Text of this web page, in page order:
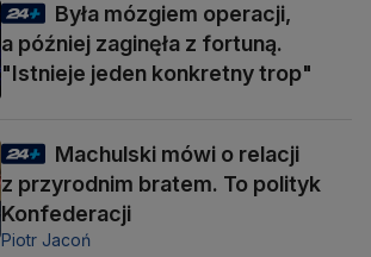
Była mózgiem operacji,
a później zaginęła z fortuną.
"Istnieje jeden konkretny trop"
Machulski mówi o relacji
z przyrodnim bratem. To polityk
Konfederacji
Piotr Jacoń